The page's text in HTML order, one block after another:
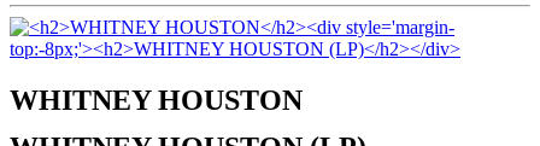
WHITNEY HOUSTON